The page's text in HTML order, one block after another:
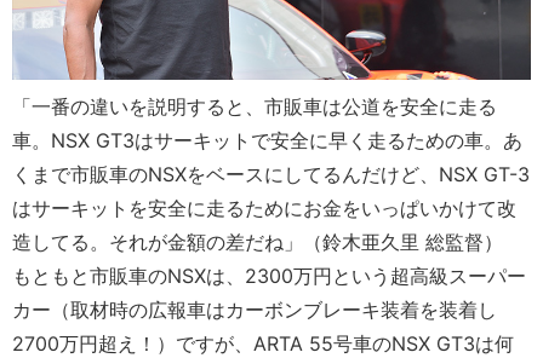
「一番の違いを説明すると、市販車は公道を安全に走る
車。NSX GT3はサーキットで安全に早く走るための車。あ
くまで市販車のNSXをベースにしてるんだけど、NSX GT-3
はサーキットを安全に走るためにお金をいっぱいかけて改
造してる。それが金額の差だね」（鈴木亜久里 総監督）
もともと市販車のNSXは、2300万円という超高級スーパー
カー（取材時の広報車はカーボンブレーキ装着を装着し
2700万円超え！）ですが、ARTA 55号車のNSX GT3は何